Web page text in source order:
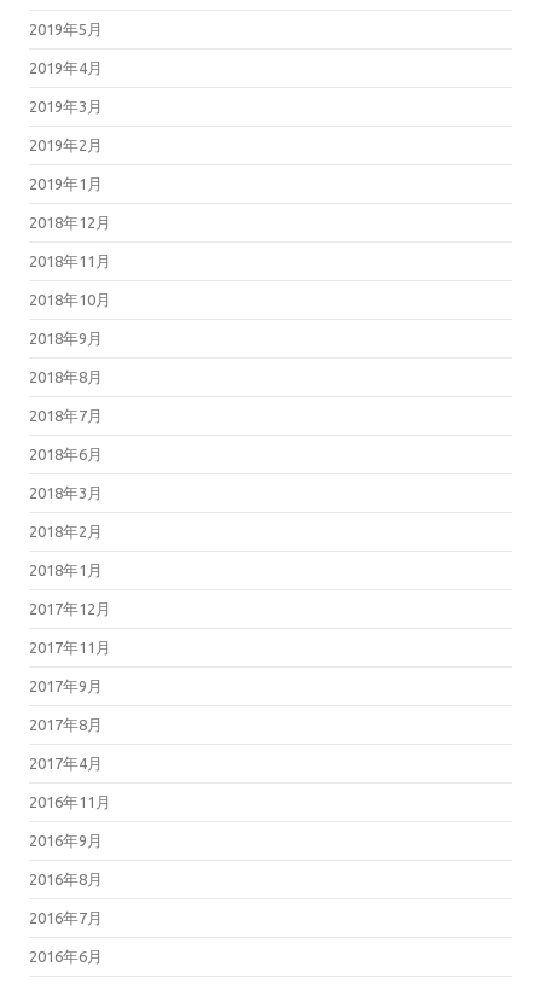
2019年5月
2019年4月
2019年3月
2019年2月
2019年1月
2018年12月
2018年11月
2018年10月
2018年9月
2018年8月
2018年7月
2018年6月
2018年3月
2018年2月
2018年1月
2017年12月
2017年11月
2017年9月
2017年8月
2017年4月
2016年11月
2016年9月
2016年8月
2016年7月
2016年6月